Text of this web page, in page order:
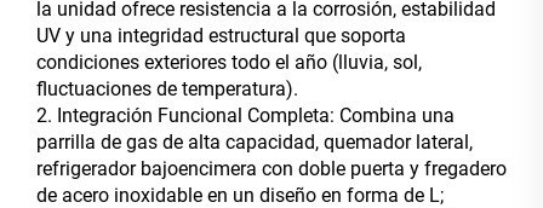
la unidad ofrece resistencia a la corrosión, estabilidad
UV y una integridad estructural que soporta
condiciones exteriores todo el año (lluvia, sol,
fluctuaciones de temperatura).
2. Integración Funcional Completa: Combina una
parrilla de gas de alta capacidad, quemador lateral,
refrigerador bajoencimera con doble puerta y fregadero
de acero inoxidable en un diseño en forma de L;